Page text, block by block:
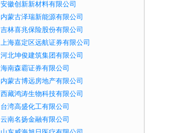
安徽创新新材料有限公司
内蒙古泽瑞新能源有限公司
吉林喜兆保险股份有限公司
上海嘉定区远航证券有限公司
河北坤俊建筑集团有限公司
海南森霸证券有限公司
内蒙古博远房地产有限公司
西藏鸿涛生物科技有限公司
台湾高盛化工有限公司
云南名扬金融有限公司